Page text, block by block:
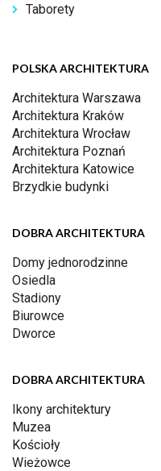
Taborety
POLSKA ARCHITEKTURA
Architektura Warszawa
Architektura Kraków
Architektura Wrocław
Architektura Poznań
Architektura Katowice
Brzydkie budynki
DOBRA ARCHITEKTURA
Domy jednorodzinne
Osiedla
Stadiony
Biurowce
Dworce
DOBRA ARCHITEKTURA
Ikony architektury
Muzea
Kościoły
Wieżowce